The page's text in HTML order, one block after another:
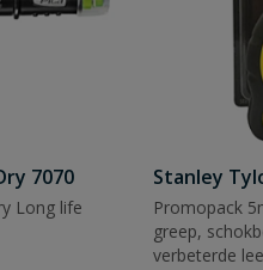
7070
Long life
Stanley
Promopack
greep,
verbeterde